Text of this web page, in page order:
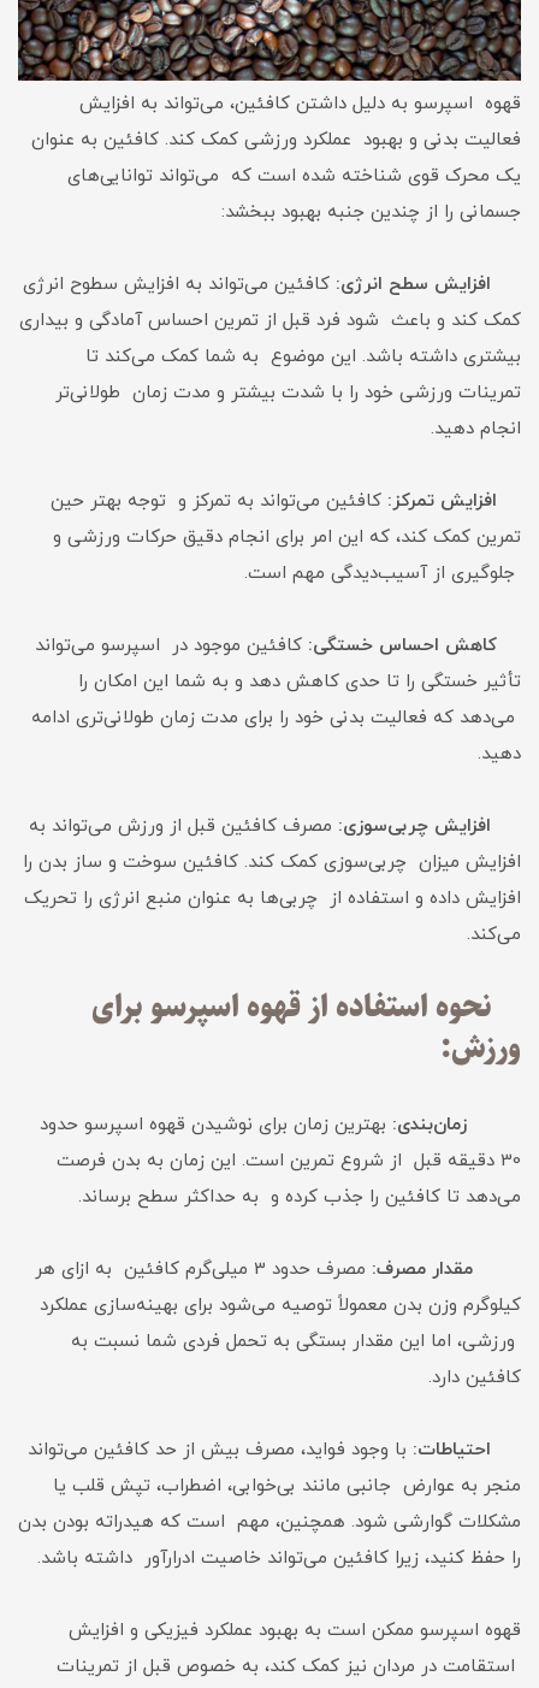
قهوه اسپرسو به دلیل داشتن کافئین، می‌تواند به افزایش
فعالیت بدنی و بهبود عملکرد ورزشی کمک کند. کافئین به عنوان
یک محرک قوی شناخته شده است که می‌تواند توانایی‌های
جسمانی را از چندین جنبه بهبود ببخشد:
افزایش سطح انرژی: کافئین می‌تواند به افزایش سطوح انرژی
کمک کند و باعث شود فرد قبل از تمرین احساس آمادگی و بیداری
بیشتری داشته باشد. این موضوع به شما کمک می‌کند تا
تمرینات ورزشی خود را با شدت بیشتر و مدت زمان طولانی‌تر
انجام دهید.
افزایش تمرکز: کافئین می‌تواند به تمرکز و توجه بهتر حین
تمرین کمک کند، که این امر برای انجام دقیق حرکات ورزشی و
جلوگیری از آسیب‌دیدگی مهم است.
کاهش احساس خستگی: کافئین موجود در اسپرسو می‌تواند
تأثیر خستگی را تا حدی کاهش دهد و به شما این امکان را
می‌دهد که فعالیت بدنی خود را برای مدت زمان طولانی‌تری ادامه
دهید.
افزایش چربی‌سوزی: مصرف کافئین قبل از ورزش می‌تواند به
افزایش میزان چربی‌سوزی کمک کند. کافئین سوخت و ساز بدن را
افزایش داده و استفاده از چربی‌ها به عنوان منبع انرژی را تحریک
می‌کند.
نحوه استفاده از قهوه اسپرسو برای
ورزش:
زمان‌بندی: بهترین زمان برای نوشیدن قهوه اسپرسو حدود
30 دقیقه قبل از شروع تمرین است. این زمان به بدن فرصت
می‌دهد تا کافئین را جذب کرده و به حداکثر سطح برساند.
مقدار مصرف:
مصرف حدود 3 میلی‌گرم کافئین به ازای هر
کیلوگرم وزن بدن معمولاً توصیه می‌شود برای بهینه‌سازی عملکرد
ورزشی، اما این مقدار بستگی به تحمل فردی شما نسبت به
کافئین دارد.
احتیاطات: با وجود فواید، مصرف بیش از حد کافئین می‌تواند
منجر به عوارض جانبی مانند بی‌خوابی، اضطراب، تپش قلب یا
مشکلات گوارشی شود. همچنین، مهم است که هیدراته بودن بدن
را حفظ کنید، زیرا کافئین می‌تواند خاصیت ادرارآور داشته باشد.
قهوه اسپرسو ممکن است به بهبود عملکرد فیزیکی و افزایش
استقامت در مردان نیز کمک کند، به خصوص قبل از تمرینات